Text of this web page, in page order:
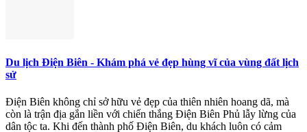
Du lịch Điện Biên - Khám phá vẻ đẹp hùng vĩ của vùng đất lịch
sử
Điện Biên không chỉ sở hữu vẻ đẹp của thiên nhiên hoang dã, mà
còn là trận địa gắn liền với chiến thắng Điện Biên Phủ lẫy lừng của
dân tộc ta. Khi đến thành phố Điện Biên, du khách luôn có cảm